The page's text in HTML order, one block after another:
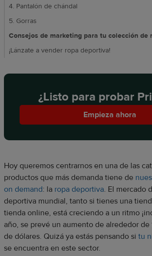
4. Pantalón de chándal
5. Gorras
Consejos de marketing para tu colección de
¡Lánzate a vender ropa deportiva!
¿Listo para probar
Empieza ahora
Hoy queremos centrarnos en una de las
productos que más demanda tiene de
on demand: la ropa deportiva. El mercado
deportiva mundial, tanto si tienes una
tienda online, está creciendo a un ritmo
año, se prevé un aumento de alrededor
de dólares. Quizá ya estás pensando si tu
se encuentra en este sector.